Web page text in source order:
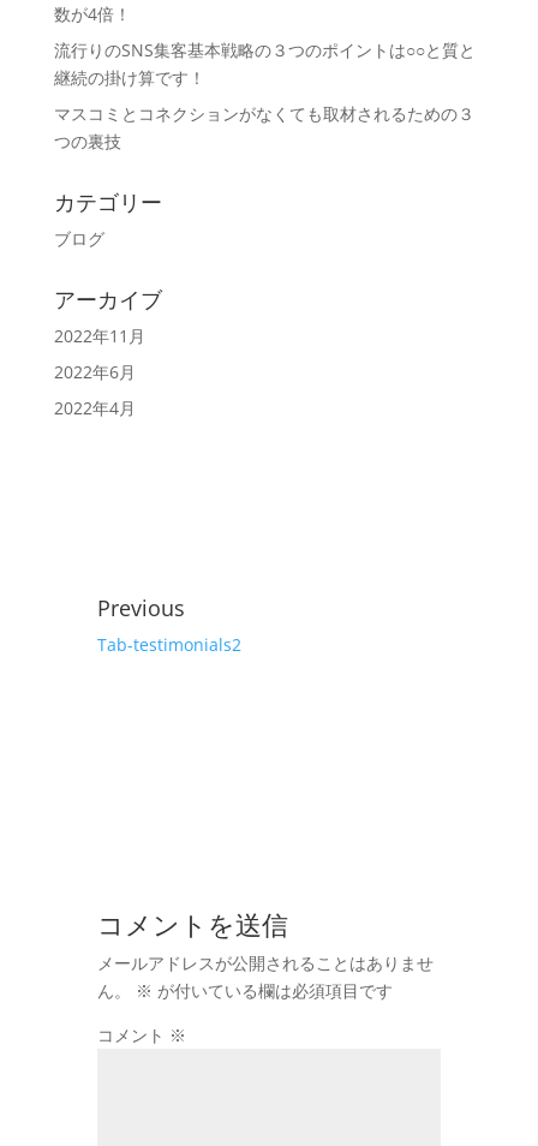
数が4倍！
流行りのSNS集客基本戦略の３つのポイントは○○と質と
継続の掛け算です！
マスコミとコネクションがなくても取材されるための３
つの裏技
カテゴリー
ブログ
アーカイブ
2022年11月
2022年6月
2022年4月
Previous
Tab-testimonials2
コメントを送信
メールアドレスが公開されることはありませ
ん。
※ が付いている欄は必須項目です
コメント ※